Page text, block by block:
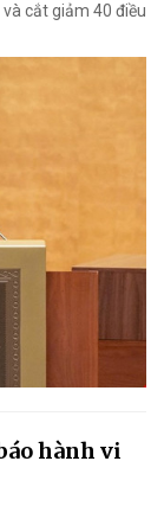
cắt giảm 40 điều
hành vi